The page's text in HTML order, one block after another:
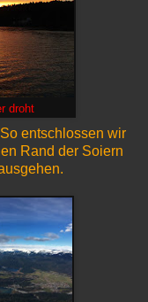
droht
entschlossen wir
Rand der Soiern